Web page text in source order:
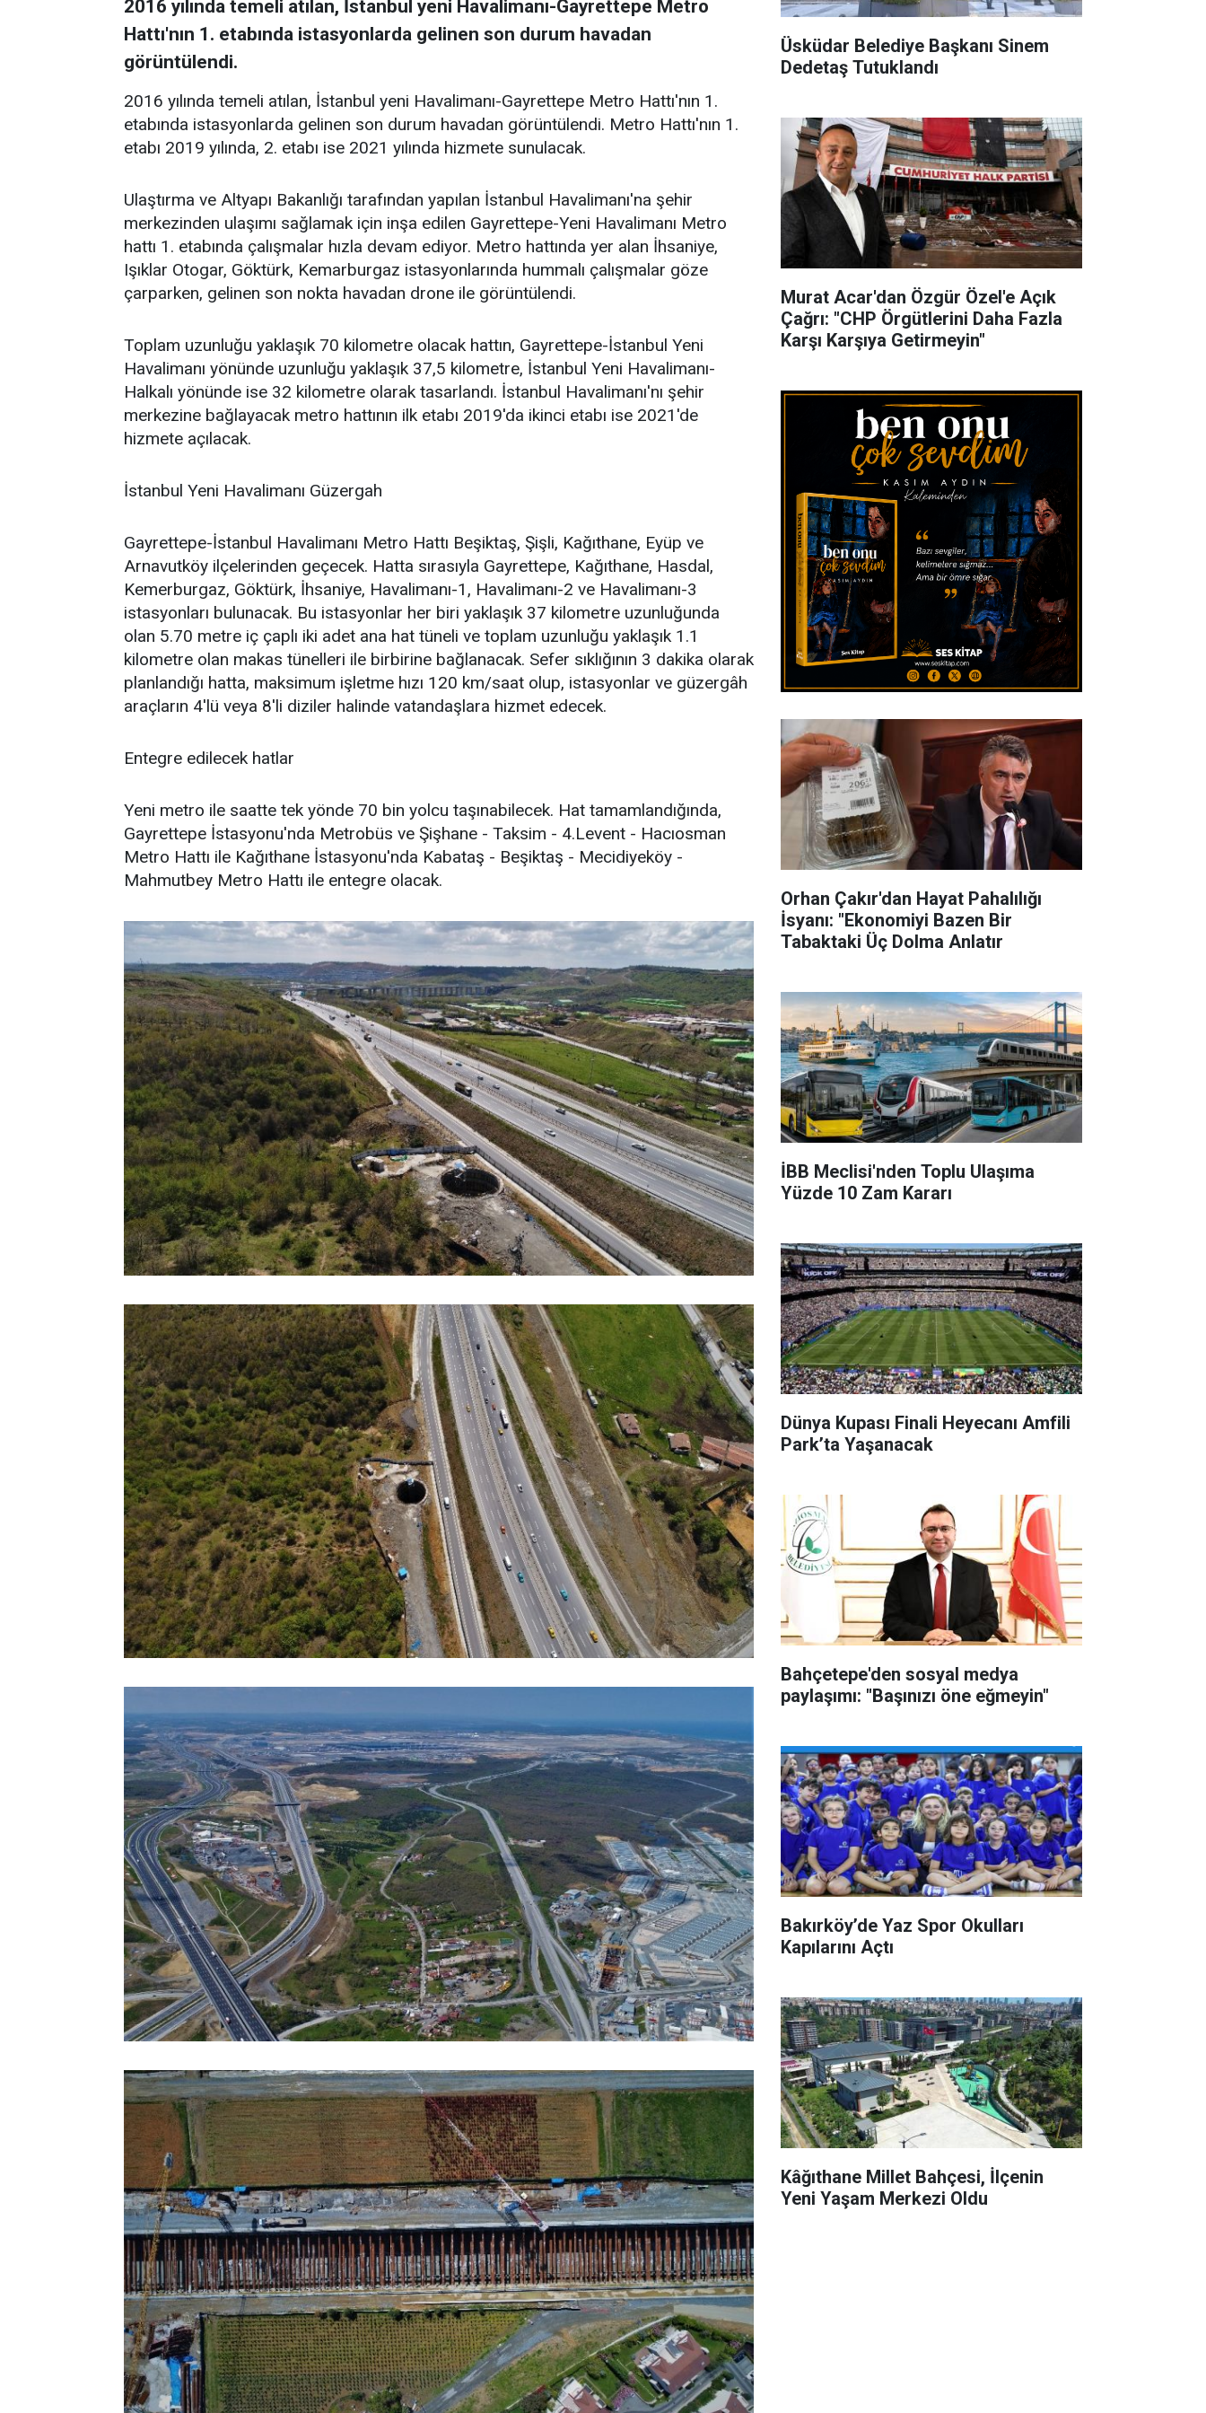
2016 yılında temeli atılan, İstanbul yeni Havalimanı-Gayrettepe Metro
Hattı'nın 1. etabında istasyonlarda gelinen son durum havadan
görüntülendi.
2016 yılında temeli atılan, İstanbul yeni Havalimanı-Gayrettepe Metro Hattı'nın 1.
etabında istasyonlarda gelinen son durum havadan görüntülendi. Metro Hattı'nın 1.
etabı 2019 yılında, 2. etabı ise 2021 yılında hizmete sunulacak.
Ulaştırma ve Altyapı Bakanlığı tarafından yapılan İstanbul Havalimanı'na şehir
merkezinden ulaşımı sağlamak için inşa edilen Gayrettepe-Yeni Havalimanı Metro
hattı 1. etabında çalışmalar hızla devam ediyor. Metro hattında yer alan İhsaniye,
Işıklar Otogar, Göktürk, Kemarburgaz istasyonlarında hummalı çalışmalar göze
çarparken, gelinen son nokta havadan drone ile görüntülendi.
Toplam uzunluğu yaklaşık 70 kilometre olacak hattın, Gayrettepe-İstanbul Yeni
Havalimanı yönünde uzunluğu yaklaşık 37,5 kilometre, İstanbul Yeni Havalimanı-
Halkalı yönünde ise 32 kilometre olarak tasarlandı. İstanbul Havalimanı'nı şehir
merkezine bağlayacak metro hattının ilk etabı 2019'da ikinci etabı ise 2021'de
hizmete açılacak.
İstanbul Yeni Havalimanı Güzergah
Gayrettepe-İstanbul Havalimanı Metro Hattı Beşiktaş, Şişli, Kağıthane, Eyüp ve
Arnavutköy ilçelerinden geçecek. Hatta sırasıyla Gayrettepe, Kağıthane, Hasdal,
Kemerburgaz, Göktürk, İhsaniye, Havalimanı-1, Havalimanı-2 ve Havalimanı-3
istasyonları bulunacak. Bu istasyonlar her biri yaklaşık 37 kilometre uzunluğunda
olan 5.70 metre iç çaplı iki adet ana hat tüneli ve toplam uzunluğu yaklaşık 1.1
kilometre olan makas tünelleri ile birbirine bağlanacak. Sefer sıklığının 3 dakika olarak
planlandığı hatta, maksimum işletme hızı 120 km/saat olup, istasyonlar ve güzergâh
araçların 4'lü veya 8'li diziler halinde vatandaşlara hizmet edecek.
Entegre edilecek hatlar
Yeni metro ile saatte tek yönde 70 bin yolcu taşınabilecek. Hat tamamlandığında,
Gayrettepe İstasyonu'nda Metrobüs ve Şişhane - Taksim - 4.Levent - Hacıosman
Metro Hattı ile Kağıthane İstasyonu'nda Kabataş - Beşiktaş - Mecidiyeköy -
Mahmutbey Metro Hattı ile entegre olacak.
Üsküdar Belediye Başkanı Sinem
Dedetaş Tutuklandı
Murat Acar'dan Özgür Özel'e Açık
Çağrı: "CHP Örgütlerini Daha Fazla
Karşı Karşıya Getirmeyin"
Orhan Çakır'dan Hayat Pahalılığı
İsyanı: "Ekonomiyi Bazen Bir
Tabaktaki Üç Dolma Anlatır
İBB Meclisi'nden Toplu Ulaşıma
Yüzde 10 Zam Kararı
Dünya Kupası Finali Heyecanı Amfili
Park’ta Yaşanacak
Bahçetepe'den sosyal medya
paylaşımı: "Başınızı öne eğmeyin"
Bakırköy’de Yaz Spor Okulları
Kapılarını Açtı
Kâğıthane Millet Bahçesi, İlçenin
Yeni Yaşam Merkezi Oldu